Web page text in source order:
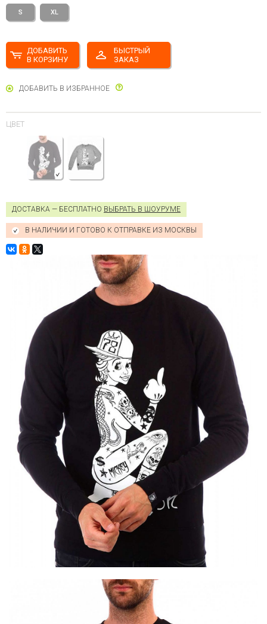
S XL
ДОБАВИТЬ
В КОРЗИНУ
БЫСТРЫЙ
ЗАКАЗ
ДОБАВИТЬ В ИЗБРАННОЕ
ЦВЕТ
ДОСТАВКА — БЕСПЛАТНО ВЫБРАТЬ В ШОУРУМЕ
В НАЛИЧИИ И ГОТОВО К ОТПРАВКЕ ИЗ МОСКВЫ